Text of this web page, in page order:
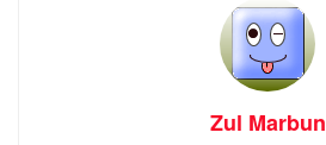
Zul Marbun